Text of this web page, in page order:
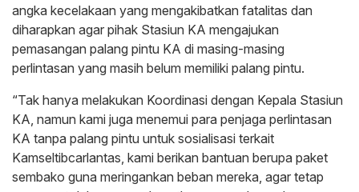
angka kecelakaan yang mengakibatkan fatalitas dan
diharapkan agar pihak Stasiun KA mengajukan
pemasangan palang pintu KA di masing-masing
perlintasan yang masih belum memiliki palang pintu.
“Tak hanya melakukan Koordinasi dengan Kepala Stasiun
KA, namun kami juga menemui para penjaga perlintasan
KA tanpa palang pintu untuk sosialisasi terkait
Kamseltibcarlantas, kami berikan bantuan berupa paket
sembako guna meringankan beban mereka, agar tetap